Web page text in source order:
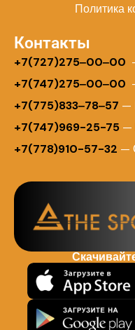
Политика
Контакты
+7(727)275‒00‒00
+7(747)275‒00‒00
+7(775)833‒78‒57 —
+7(747)969-25-75 —
+7(778)910-57-32 —